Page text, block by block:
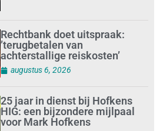
Rechtbank doet uitspraak:
’terugbetalen van
achterstallige reiskosten’
augustus 6, 2026
25 jaar in dienst bij Hofkens
HIG: een bijzondere mijlpaal
voor Mark Hofkens